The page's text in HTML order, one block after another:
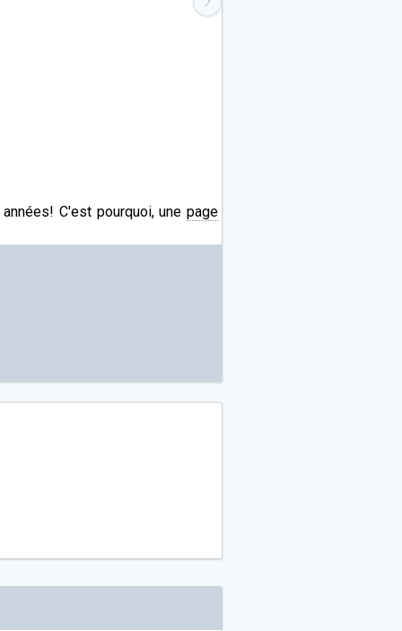
C'est pourquoi, une page